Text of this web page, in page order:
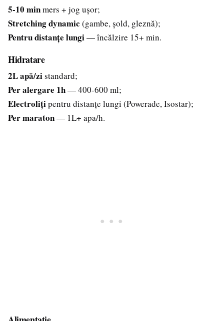
5-10 minmers + jog ușor;
Stretching dynamic (gambe, șold, gleznă);
Pentru distanțe lungi— încălzire 15+ min.
Hidratare
2L apă/zistandard;
Per alergare 1h— 400-600 ml;
Electrolițipentru distanțe lungi (Powerade, Isostar);
Per maraton— 1L+ apa/h.